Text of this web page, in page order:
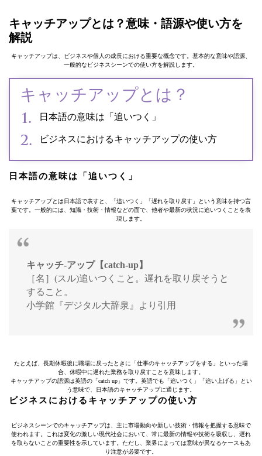
キャッチアップとは？意味・語源や使い方を
解説
キャッチアップは、ビジネスや個人の成長における重要な概念です。基本的な意味や語源、
一般的なビジネスシーンでの使い方を解説します。
キャッチアップとは？
日本語の意味は「追いつく」
ビジネスにおけるキャッチアップの使い方
日本語の意味は「追いつく」
キャッチアップとは日本語で表すと、「追いつく」「遅れを取り戻す」という意味を持つ言
葉です。一般的には、知識・技術・情報などの面で、他者や最新の状況に追いつくことを表
現します。
キャッチ‐アップ【catch-up】
［名］(スル)追いつくこと。遅れを取り戻そうと
すること。
小学館『デジタル大辞泉』より引用
たとえば、長期休暇後に職場に戻ったときに「仕事のキャッチアップをする」といった場
合、休暇中に遅れた業務を取り戻すことを意味します。
キャッチアップの語源は英語の「catch up」です。英語でも「追いつく」「追い上げる」とい
う意味で、日本語のキャッチアップに通じます。
ビジネスにおけるキャッチアップの使い方
ビジネスシーンでのキャッチアップは、主に市場動向や新しい技術・情報を把握する意味で
使われます。これは変化の激しい現代社会において、常に最新の情報や技術を吸収し、遅れ
を取らないことの重要性を示しています。ただし、業界によっては意味が異なるケースもあ
り注意が必要です。